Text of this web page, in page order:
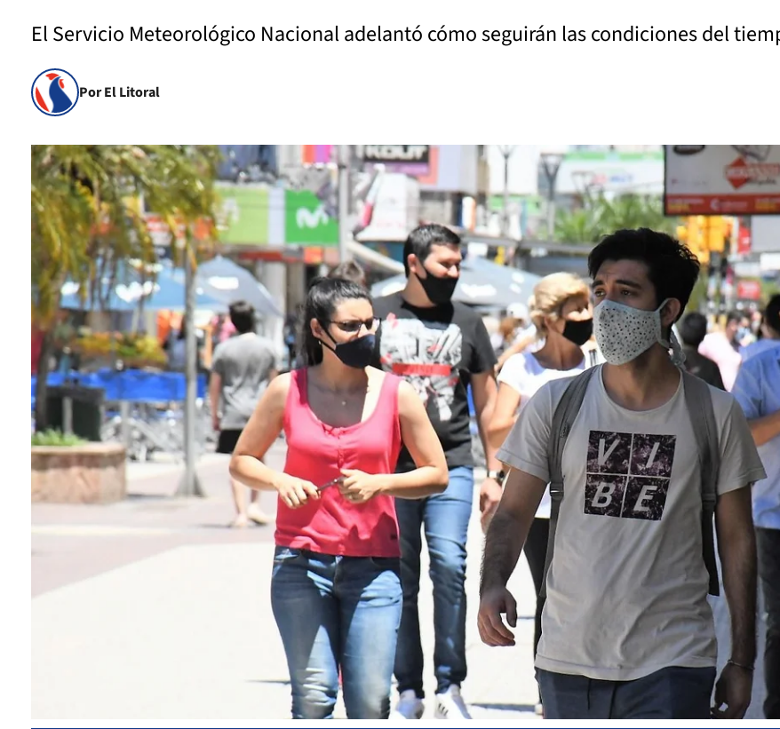
El Servicio Meteorológico Nacional adelantó cómo seguirán las condiciones del
Por El Litoral